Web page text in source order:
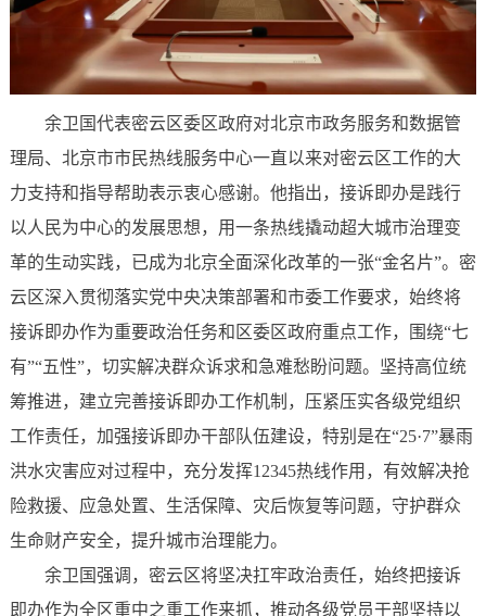
余卫国代表密云区委区政府对北京市政务服务和数据管
理局、北京市市民热线服务中心一直以来对密云区工作的大
力支持和指导帮助表示衷心感谢。他指出，接诉即办是践行
以人民为中心的发展思想，用一条热线撬动超大城市治理变
革的生动实践，已成为北京全面深化改革的一张“金名片”。密
云区深入贯彻落实党中央决策部署和市委工作要求，始终将
接诉即办作为重要政治任务和区委区政府重点工作，围绕“七
有”“五性”，切实解决群众诉求和急难愁盼问题。坚持高位统
筹推进，建立完善接诉即办工作机制，压紧压实各级党组织
工作责任，加强接诉即办干部队伍建设，特别是在“25·7”暴雨
洪水灾害应对过程中，充分发挥12345热线作用，有效解决抢
险救援、应急处置、生活保障、灾后恢复等问题，守护群众
生命财产安全，提升城市治理能力。
余卫国强调，密云区将坚决扛牢政治责任，始终把接诉
即办作为全区重中之重工作来抓，推动各级党员干部坚持以